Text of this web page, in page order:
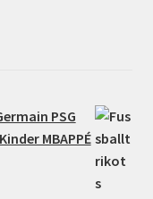
PSG
MBAPPÉ